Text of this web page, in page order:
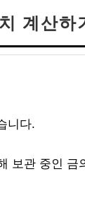
계산하
니다.
보관 중인 금